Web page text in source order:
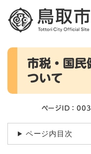
メニ
本
市税・国民
ついて
ページID：
ページ内目次